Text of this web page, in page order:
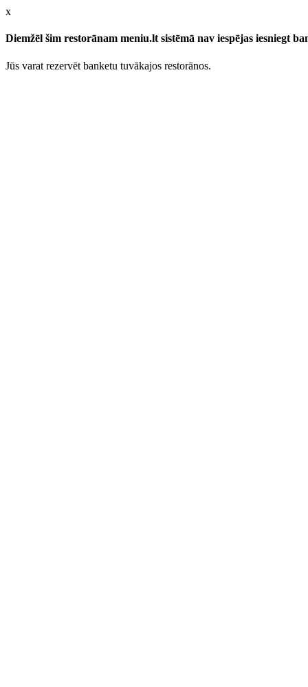
x
Diemžēl šim restorānam meniu.lt sistēmā nav iespējas iesniegt
Jūs varat rezervēt banketu tuvākajos restorānos.